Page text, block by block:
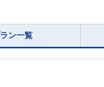
ン一覧